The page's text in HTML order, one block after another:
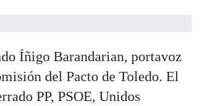
Íñigo Barandarian, portavoz
del Pacto de Toledo. El
PP, PSOE, Unidos